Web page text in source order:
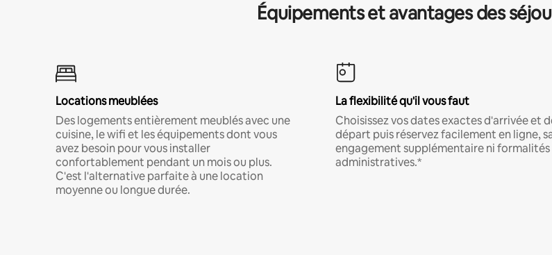
Équipements et avantages des
Locations meublées
Des logements entièrement meublés avec une
cuisine, le wifi et les équipements dont vous
avez besoin pour vous installer
confortablement pendant un mois ou plus.
C'est l'alternative parfaite à une location
moyenne ou longue durée.
La flexibilité qu'il vous faut
Choisissez vos dates exactes d'arrivée et
départ puis réservez facilement en ligne,
engagement supplémentaire ni formalités
administratives.*